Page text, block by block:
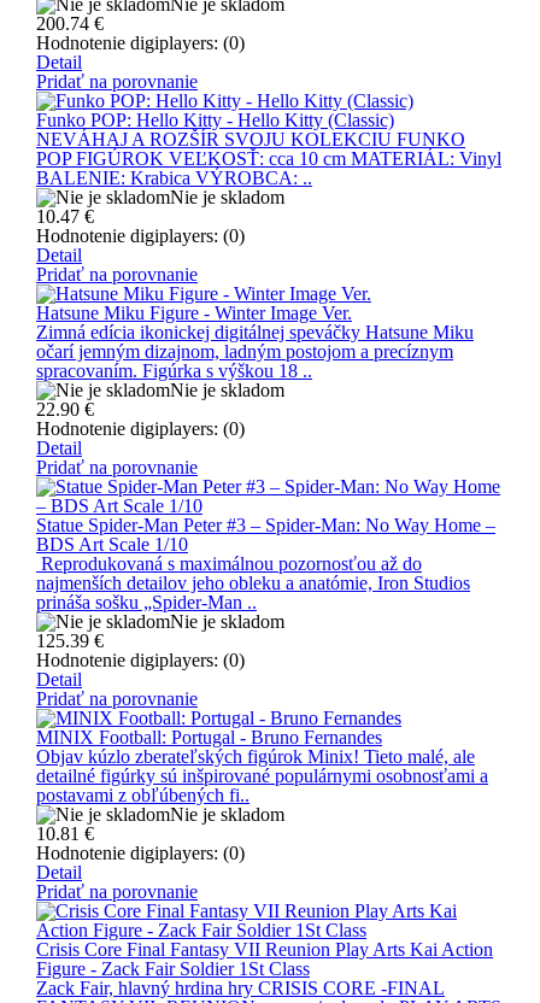
Nie je skladom
200.74 €
Hodnotenie digiplayers: (0)
Detail
Pridať na porovnanie
Funko POP: Hello Kitty - Hello Kitty (Classic)
NEVÁHAJ A ROZŠÍR SVOJU KOLEKCIU FUNKO
POP FIGÚROK VEĽKOSŤ: cca 10 cm MATERIÁL: Vinyl
BALENIE: Krabica VÝROBCA: ..
Nie je skladom
10.47 €
Hodnotenie digiplayers: (0)
Detail
Pridať na porovnanie
Hatsune Miku Figure - Winter Image Ver.
Zimná edícia ikonickej digitálnej speváčky Hatsune Miku
očarí jemným dizajnom, ladným postojom a precíznym
spracovaním. Figúrka s výškou 18 ..
Nie je skladom
22.90 €
Hodnotenie digiplayers: (0)
Detail
Pridať na porovnanie
Statue Spider-Man Peter #3 – Spider-Man: No Way Home –
BDS Art Scale 1/10
Reprodukovaná s maximálnou pozornosťou až do
najmenších detailov jeho obleku a anatómie, Iron Studios
prináša sošku „Spider-Man ..
Nie je skladom
125.39 €
Hodnotenie digiplayers: (0)
Detail
Pridať na porovnanie
MINIX Football: Portugal - Bruno Fernandes
Objav kúzlo zberateľských figúrok Minix! Tieto malé, ale
detailné figúrky sú inšpirované populárnymi osobnosťami a
postavami z obľúbených fi..
Nie je skladom
10.81 €
Hodnotenie digiplayers: (0)
Detail
Pridať na porovnanie
Crisis Core Final Fantasy VII Reunion Play Arts Kai Action
Figure - Zack Fair Soldier 1St Class
Zack Fair, hlavný hrdina hry CRISIS CORE -FINAL